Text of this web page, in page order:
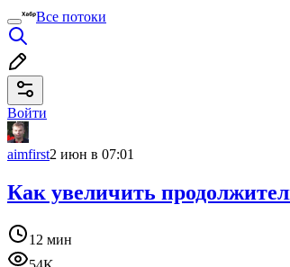
Все потоки
Войти
aimfirst2 июн в 07:01
Как увеличить
12 мин